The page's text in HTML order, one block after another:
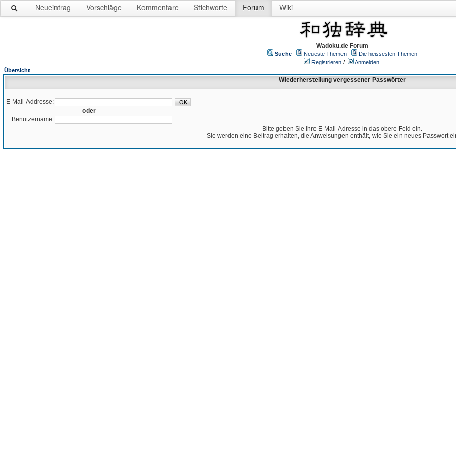
Neueintrag Vorschläge Kommentare Stichworte Forum Wiki
Wadoku.de Forum
Suche Neueste Themen
Die heissesten Themen
Registrieren /
Anmelden
Übersicht
Wiederherstellung vergessener Passwörter
E-Mail-Addresse:
oder
Benutzername:
Bitte geben Sie Ihre E-Mail-Adresse in das obere Feld ein.
Sie werden eine Beitrag erhalten, die Anweisungen enthält, wie Sie ein neues Passwort